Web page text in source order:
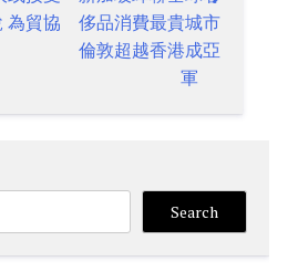
為貿協
侈品消費最貴城市
倫敦超越香港成亞
軍
Search